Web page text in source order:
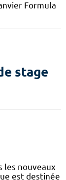
Formula
stage
les nouveaux
est destinée